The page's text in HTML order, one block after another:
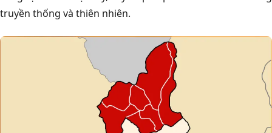
truyền thống và thiên nhiên.